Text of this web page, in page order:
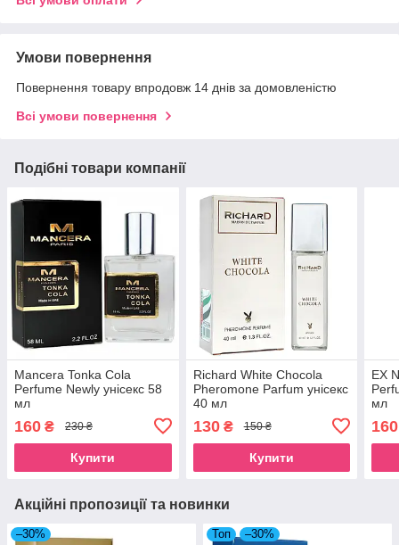
Умови повернення
Повернення товару впродовж 14 днів за домовленістю
Всі умови повернення
Подібні товари компанії
Mancera Tonka Cola
Perfume Newly унісекс 58
мл
160 ₴ 230 ₴
Купити
Richard White Chocola
Pheromone Parfum унісекс
40 мл
130₴ 150 ₴
Купити
EX
мл
160
Акційні пропозиції та новинки
–30% Топ –30%